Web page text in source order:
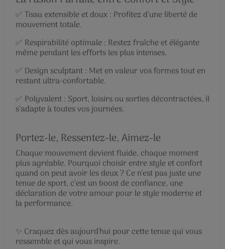
✅ Tissu extensible et doux : Profitez d’une liberté de
mouvement totale.
✅ Respirabilité optimale : Restez fraîche et élégante
même pendant les efforts les plus intenses.
✅ Design sculptant : Met en valeur vos formes tout en
restant ultra-confortable.
✅ Polyvalent : Sport, loisirs ou sorties décontractées, il
s’adapte à toutes vos journées.
Portez-le, Ressentez-le, Aimez-le
Chaque mouvement devient fluide, chaque moment
plus agréable. Pourquoi choisir entre style et confort
quand on peut avoir les deux ? Ce n’est pas juste une
tenue de sport, c’est un boost de confiance, une
déclaration de votre amour pour le style moderne et
la performance.
✨ Craquez dès aujourd'hui pour cette tenue qui vous
ressemble et qui vous inspire.